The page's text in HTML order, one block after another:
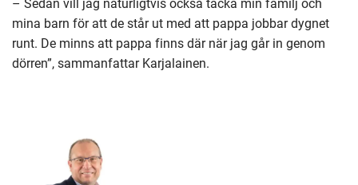
dirigeras
till
– Sedan vill jag naturligtvis också tacka min familj och
mina barn för att de står ut med att pappa jobbar dygnet
runt. De minns att pappa finns där när jag går in genom
dörren”, sammanfattar Karjalainen.